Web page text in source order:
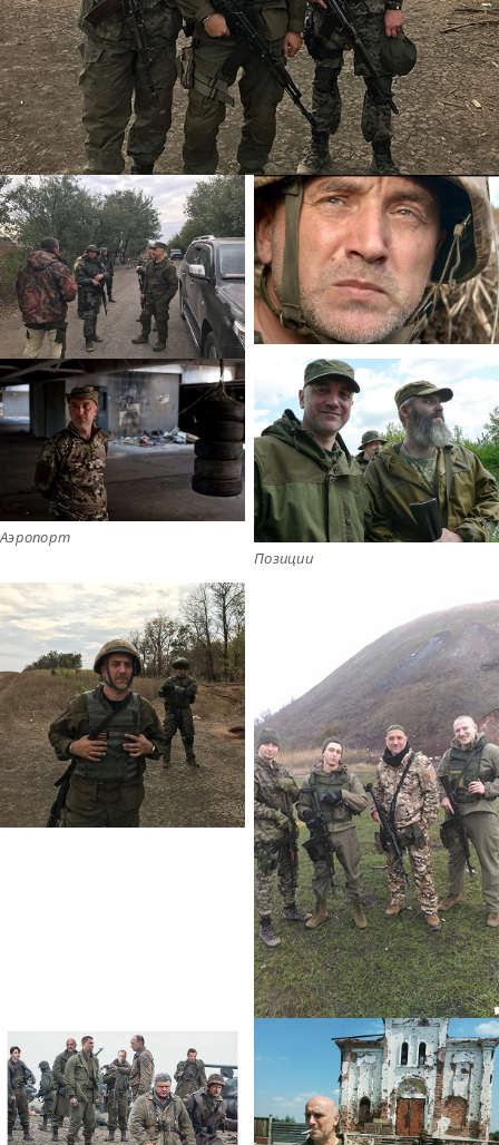
Аэропорт
Позиции